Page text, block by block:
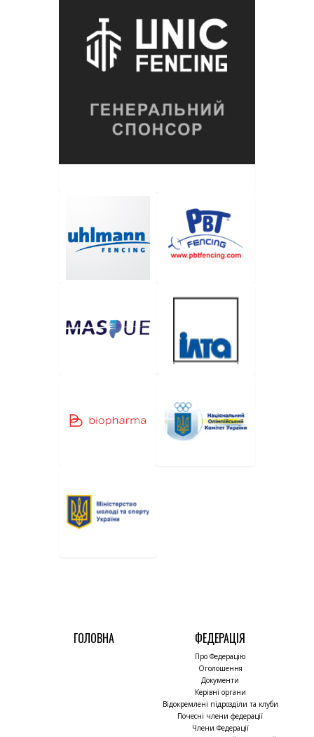
ГОЛОВНА ФЕДЕРАЦІЯ
Про Федерацію
Оголошення
Документи
Керівні органи
Відокремлені підрозділи та клуби
Почесні члени федерації
Члени Федерації